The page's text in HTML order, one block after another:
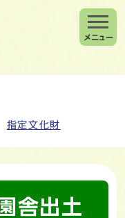
メニュー
指定文化財
舎出土